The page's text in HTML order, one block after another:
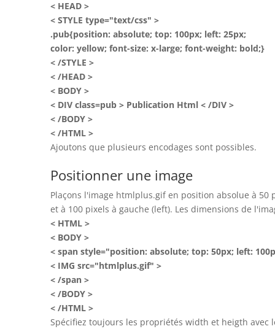
< HEAD >
< STYLE type="text/css" >
.pub{position: absolute; top: 100px; left: 25px;
color: yellow; font-size: x-large; font-weight: bold;}
< /STYLE >
< /HEAD >
< BODY >
< DIV class=pub > Publication Html < /DIV >
< /BODY >
< /HTML >
Ajoutons que plusieurs encodages sont possibles.
Positionner une image
Plaçons l'image htmlplus.gif en position absolue à 50
et à 100 pixels à gauche (left). Les dimensions de
< HTML >
< BODY >
< span style="position: absolute; top: 50px; left:
< IMG src="htmlplus.gif" >
< /span >
< /BODY >
< /HTML >
Spécifiez toujours les propriétés width et heigth avec